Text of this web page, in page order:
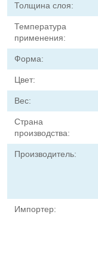
Толщина слоя:
Температура
применения:
Форма:
Цвет:
Вес:
Страна
производства:
Производитель:
Импортер: